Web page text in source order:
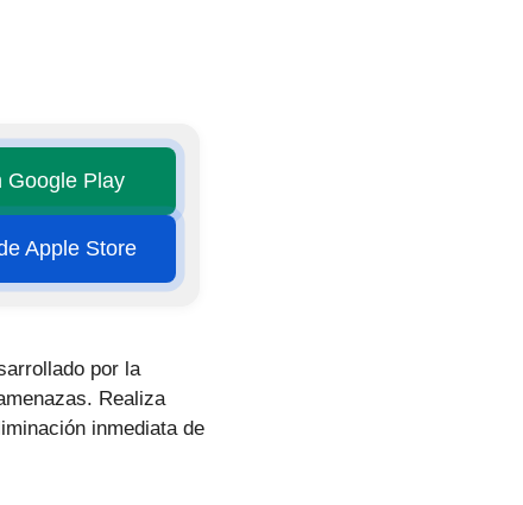
Google Play
Apple Store
por la
Realiza
inmediata de